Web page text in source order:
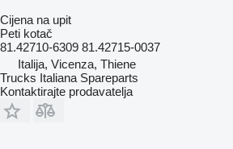
Cijena na upit
Peti kotač
81.42710-6309 81.42715-0037
Italija, Vicenza, Thiene
Trucks Italiana Spareparts
Kontaktirajte prodavatelja